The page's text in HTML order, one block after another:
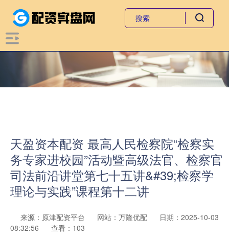
天盈资本配资 最高人民检察院“检察实
务专家进校园”活动暨高级法官、检察官
司法前沿讲堂第七十五讲&#39;检察学
理论与实践”课程第十二讲
来源：原津配资平台 网站：万隆优配
日期：2025-10-03
08:32:56
查看：103